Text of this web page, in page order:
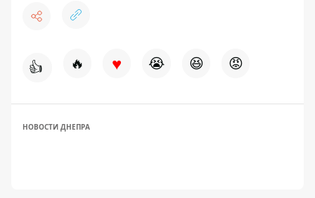
👍 🔥 ♥ 😭 😆 😡
НОВОСТИ ДНЕПРА